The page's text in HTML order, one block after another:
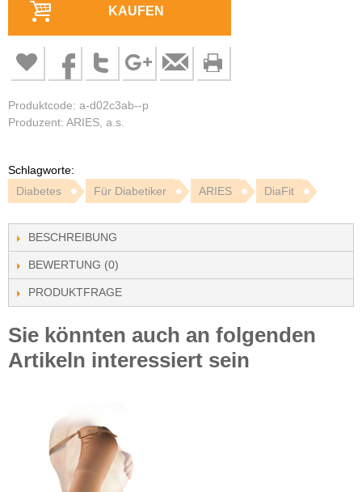
KAUFEN
Produktcode: a-d02c3ab--p
Produzent: ARIES, a.s.
Schlagworte:
Diabetes
Für Diabetiker ARIES DiaFit
BESCHREIBUNG
BEWERTUNG (0)
PRODUKTFRAGE
Sie könnten auch an folgenden
Artikeln interessiert sein